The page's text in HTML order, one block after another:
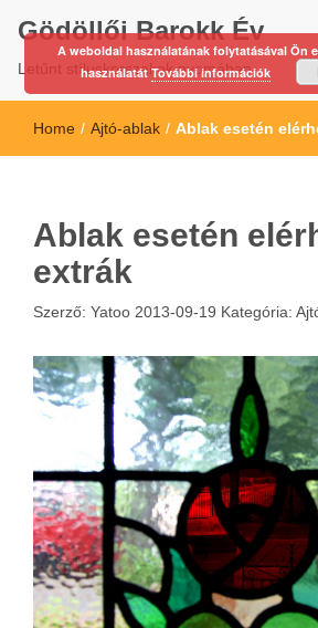
Gödöllői Barokk Év
Letűnt stíluskorszakok nyomában…
Home / Ajtó-ablak / Ablak esetén
Ablak esetén
extrák
Szerző: Yatoo 2013-09-19 Kategória:
A weboldal használatának folytatásával Ön
használatátTovábbi információk